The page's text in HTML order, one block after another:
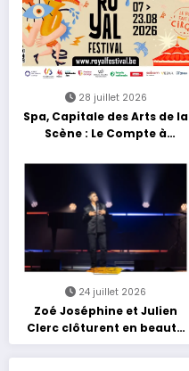
28 juillet 2026
Spa, Capitale des Arts de la
Scène : Le Compte à
24 juillet 2026
Zoé Joséphine et Julien
Clerc clôturent en beauté
Les Nuits Francofolies au
Casino